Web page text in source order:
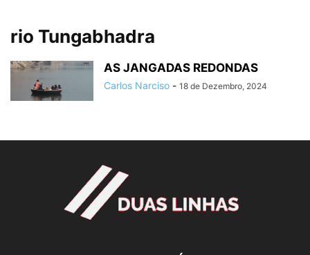
rio Tungabhadra
AS JANGADAS REDONDAS
Carlos Narciso - 18 de Dezembro, 2024